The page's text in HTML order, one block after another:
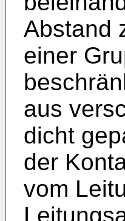
Abstand
einer
aus
dicht
der
vom